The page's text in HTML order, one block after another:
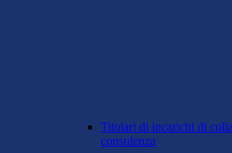
Titolari di incarichi di
consulenza